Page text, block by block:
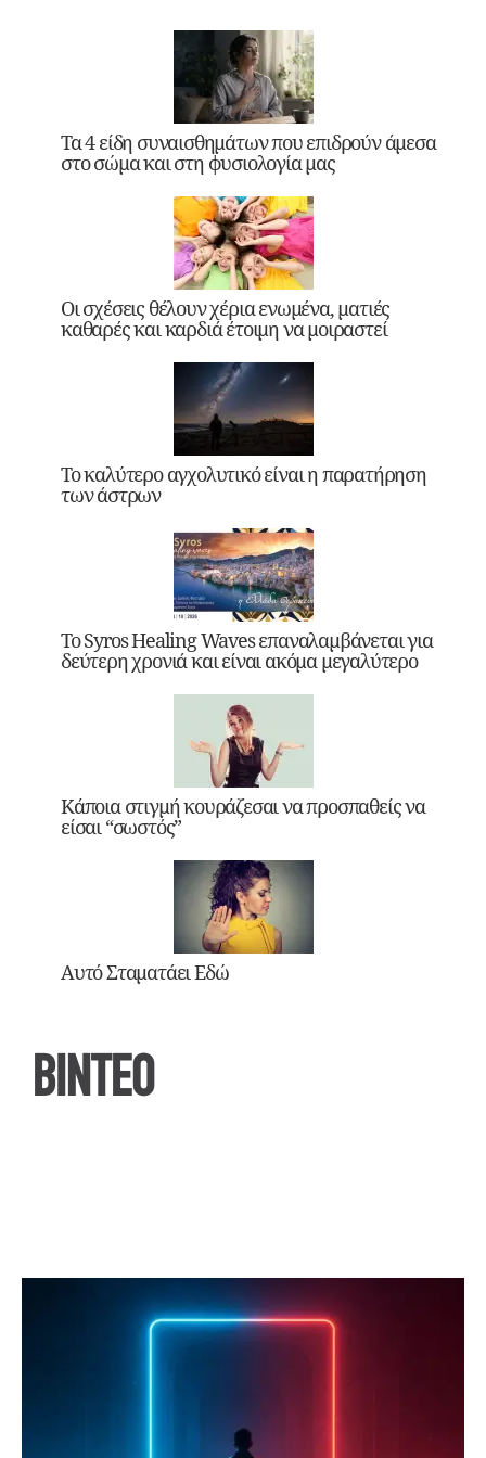
Τα 4 είδη συναισθημάτων που επιδρούν άμεσα
στο σώμα και στη φυσιολογία μας
Οι σχέσεις θέλουν χέρια ενωμένα, ματιές
καθαρές και καρδιά έτοιμη να μοιραστεί
Το καλύτερο αγχολυτικό είναι η παρατήρηση
των άστρων
Το Syros Healing Waves επαναλαμβάνεται για
δεύτερη χρονιά και είναι ακόμα μεγαλύτερο
Κάποια στιγμή κουράζεσαι να προσπαθείς να
είσαι “σωστός”
Αυτό Σταματάει Εδώ
ΒΙΝΤΕΟ